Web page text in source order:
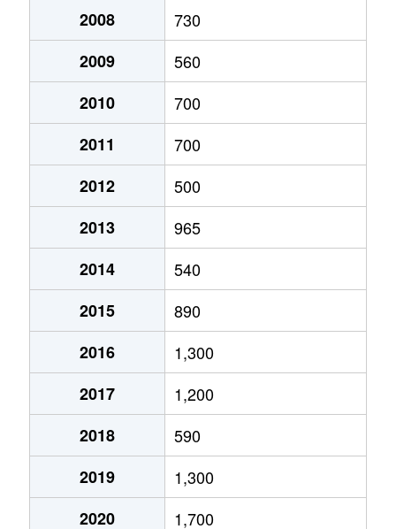
東桜ガ丘
松山町大飯坂
1,800万円
松山町鳥見山
50万円
松山町村松
750万円
松山町村松
80万円
（大字なし）
280万円
（大字なし）
20万円
（大字なし）
2,400万円
（大字なし）
4,500万円
（大字なし）
400万円
（大字なし）
690万円
（大字なし）
1,700万円
2008
730
2009
560
2010
700
2011
700
2012
500
2013
965
2014
540
2015
890
2016
1,300
2017
1,200
2018
590
2019
1,300
2020
1,700